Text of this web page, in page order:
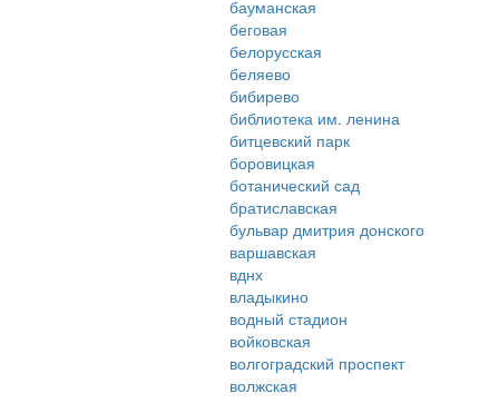
бауманская
беговая
белорусская
беляево
бибирево
библиотека им. ленина
битцевский парк
боровицкая
ботанический сад
братиславская
бульвар дмитрия донского
варшавская
вднх
владыкино
водный стадион
войковская
волгоградский проспект
волжская